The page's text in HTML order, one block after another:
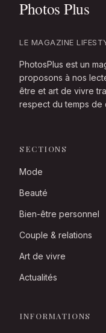
LE MAGAZINE
PhotosPlus est un
proposons à nos
être et art de vivre
respect du temps de
SECTIONS
Mode
Beauté
Bien-être personnel
Couple & relations
Art de vivre
Actualités
INFORMATIONS